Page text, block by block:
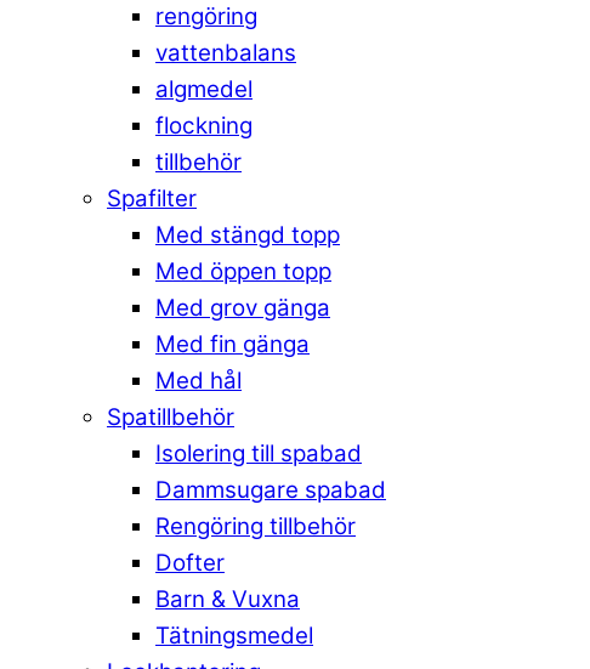
rengöring
vattenbalans
algmedel
flockning
tillbehör
Spafilter
Med stängd topp
Med öppen topp
Med grov gänga
Med fin gänga
Med hål
Spatillbehör
Isolering till spabad
Dammsugare spabad
Rengöring tillbehör
Dofter
Barn & Vuxna
Tätningsmedel